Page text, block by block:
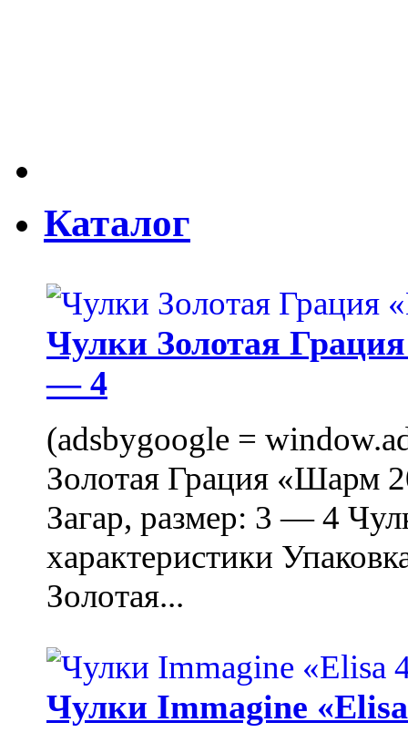
Каталог
Чулки Золотая
— 4
(adsbygoogle =
Золотая Грация «Шарм
Загар, размер: 3 — 4
характеристики
Золотая...
Чулки Immagine